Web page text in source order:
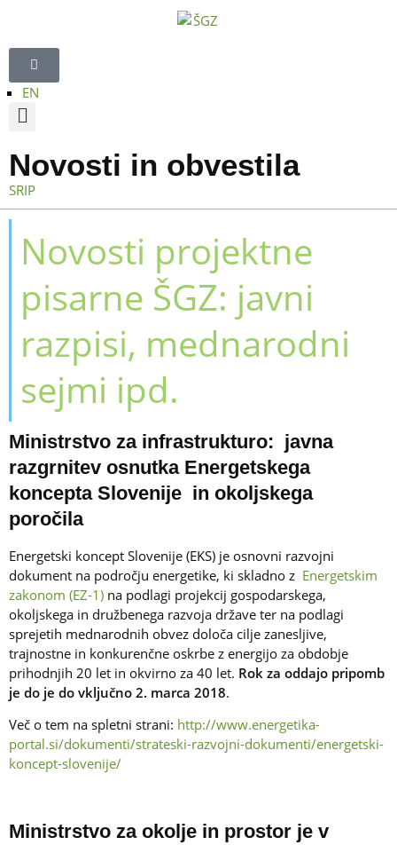
EN
Novosti in obvestila
SRIP
Novosti projektne
pisarne ŠGZ: javni
razpisi, mednarodni
sejmi ipd.
Ministrstvo za infrastrukturo: javna
razgrnitev osnutka Energetskega
koncepta Slovenije in okoljskega
poročila
Energetski koncept Slovenije (EKS) je osnovni razvojni
dokument na področju energetike, ki skladno z Energetskim
zakonom (EZ-1) na podlagi projekcij gospodarskega,
okoljskega in družbenega razvoja države ter na podlagi
sprejetih mednarodnih obvez določa cilje zanesljive,
trajnostne in konkurenčne oskrbe z energijo za obdobje
prihodnjih 20 let in okvirno za 40 let. Rok za oddajo pripomb
je do je do vključno 2. marca 2018.
Več o tem na spletni strani: http://www.energetika-
portal.si/dokumenti/strateski-razvojni-dokumenti/energetski-
koncept-slovenije/
Ministrstvo za okolje in prostor je v